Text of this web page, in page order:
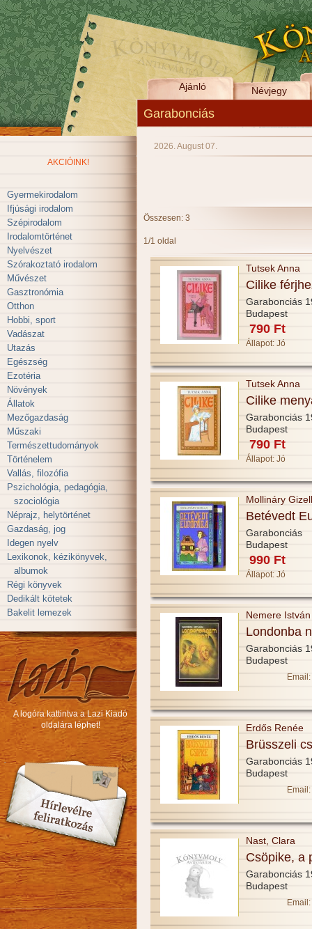
Ajánló Névjegy
Garabonciás
AKCIÓINK!
Gyermekirodalom
Ifjúsági irodalom
Szépirodalom
Irodalomtörténet
Nyelvészet
Szórakoztató irodalom
Művészet
Gasztronómia
Otthon
Hobbi, sport
Vadászat
Utazás
Egészség
Ezotéria
Növények
Állatok
Mezőgazdaság
Műszaki
Természettudományok
Történelem
Vallás, filozófia
Pszichológia, pedagógia,
szociológia
Néprajz, helytörténet
Gazdaság, jog
Idegen nyelv
Lexikonok, kézikönyvek,
albumok
Régi könyvek
Dedikált kötetek
Bakelit lemezek
A logóra kattintva a Lazi Kiadó
oldalára léphet!
2026. August 07.
Összesen: 3
1/1 oldal
Tutsek Anna
Cilike
Garabonciás
Budapest
790 Ft
Állapot: Jó
Tutsek Anna
Cilike
Garabonciás
Budapest
790 Ft
Állapot: Jó
Mollináry
Betévedt
Garabonciás
Budapest
990 Ft
Állapot: Jó
Nemere István
Londonba
Garabonciás
Budapest
Email:
Erdős Renée
Brüsszeli
Garabonciás
Budapest
Email:
Nast, Clara
Csöpike, a
Garabonciás
Budapest
Email: